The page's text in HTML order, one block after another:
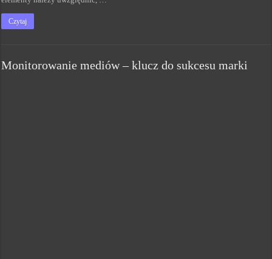
Czytaj
Monitorowanie mediów – klucz do sukcesu marki